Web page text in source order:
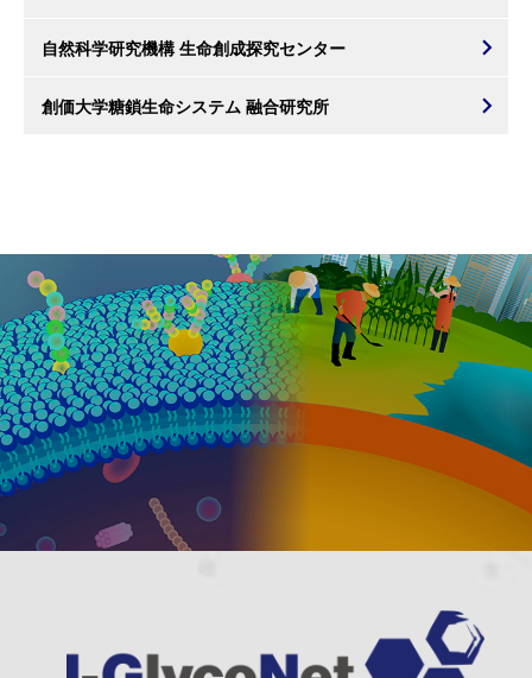
自然科学研究機構 生命創成探究センター
創価大学糖鎖生命システム 融合研究所